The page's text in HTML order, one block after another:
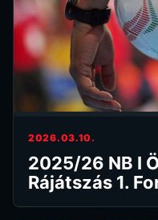
2026.03.10.
2025/26 NB I
Rájátszás 1.